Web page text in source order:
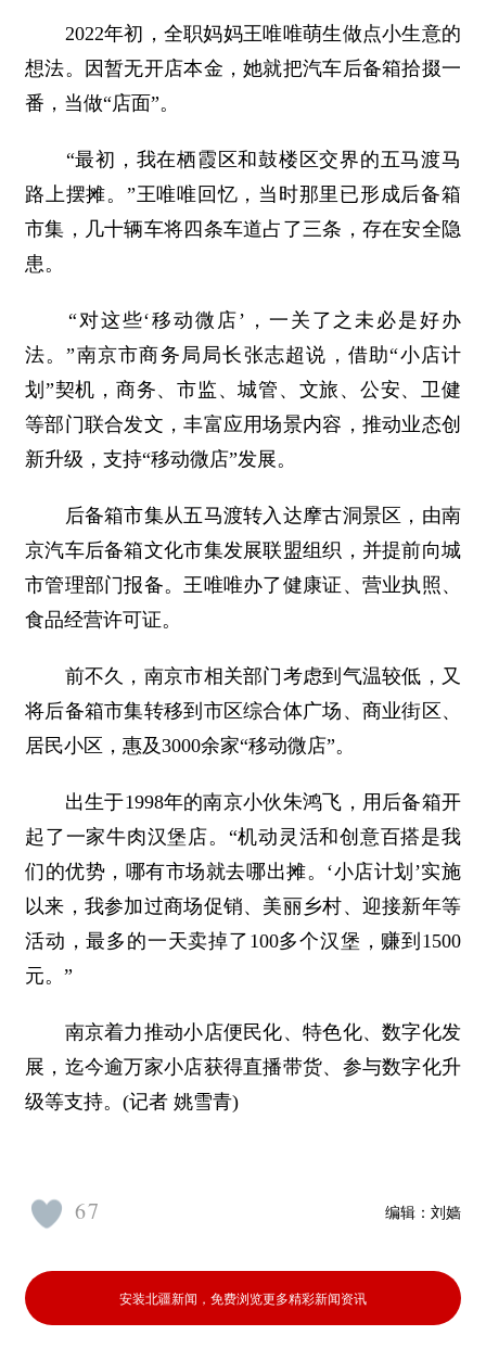
2022年初，全职妈妈王唯唯萌生做点小生意的
想法。因暂无开店本金，她就把汽车后备箱拾掇一
番，当做“店面”。
“最初，我在栖霞区和鼓楼区交界的五马渡马
路上摆摊。”王唯唯回忆，当时那里已形成后备箱
市集，几十辆车将四条车道占了三条，存在安全隐
患。
“对这些‘移动微店’，一关了之未必是好办
法。”南京市商务局局长张志超说，借助“小店计
划”契机，商务、市监、城管、文旅、公安、卫健
等部门联合发文，丰富应用场景内容，推动业态创
新升级，支持“移动微店”发展。
后备箱市集从五马渡转入达摩古洞景区，由南
京汽车后备箱文化市集发展联盟组织，并提前向城
市管理部门报备。王唯唯办了健康证、营业执照、
食品经营许可证。
前不久，南京市相关部门考虑到气温较低，又
将后备箱市集转移到市区综合体广场、商业街区、
居民小区，惠及3000余家“移动微店”。
出生于1998年的南京小伙朱鸿飞，用后备箱开
起了一家牛肉汉堡店。“机动灵活和创意百搭是我
们的优势，哪有市场就去哪出摊。‘小店计划’实施
以来，我参加过商场促销、美丽乡村、迎接新年等
活动，最多的一天卖掉了100多个汉堡，赚到1500
元。”
南京着力推动小店便民化、特色化、数字化发
展，迄今逾万家小店获得直播带货、参与数字化升
级等支持。(记者 姚雪青)
编辑： 刘嫱
67
安装北疆新闻，免费浏览更多精彩新闻资讯